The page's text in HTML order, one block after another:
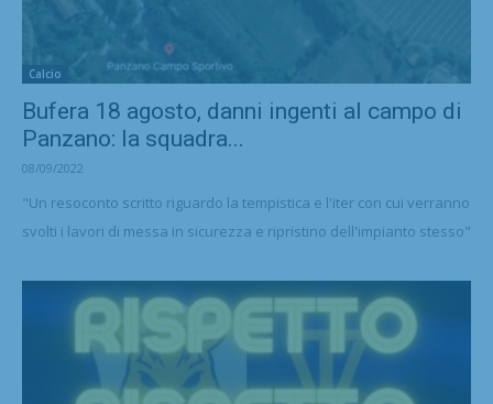
Calcio
Bufera 18 agosto, danni ingenti al campo di
Panzano: la squadra...
08/09/2022
"Un resoconto scritto riguardo la tempistica e l'iter con cui verranno
svolti i lavori di messa in sicurezza e ripristino dell'impianto stesso"